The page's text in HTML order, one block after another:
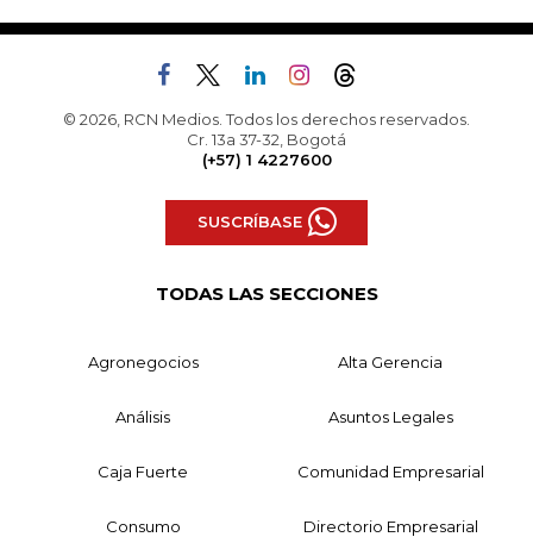
© 2026, RCN Medios. Todos los derechos reservados.
Cr. 13a 37-32, Bogotá
(+57) 1 4227600
SUSCRÍBASE
TODAS LAS SECCIONES
Agronegocios Alta Gerencia
Análisis Asuntos Legales
Caja Fuerte Comunidad Empresarial
Consumo Directorio Empresarial